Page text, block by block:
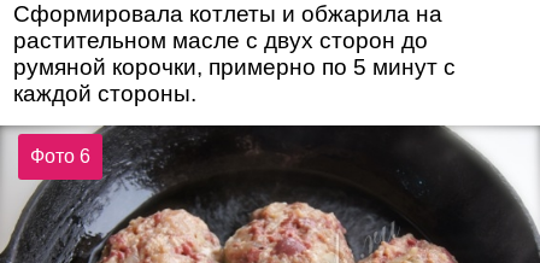
Сформировала котлеты и обжарила на
растительном масле с двух сторон до
румяной корочки, примерно по 5 минут с
каждой стороны.
Фото 6